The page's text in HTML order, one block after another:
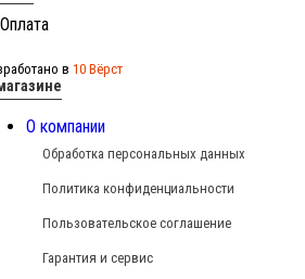
в 10 Вёрст
О компании
Обработка персональных данных
Политика конфиденциальности
Пользовательское соглашение
Гарантия и сервис